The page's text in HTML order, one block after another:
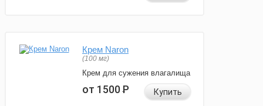
Крем Naron
(100 мг)
Крем для сужения влагалища
от 1500Р Купить